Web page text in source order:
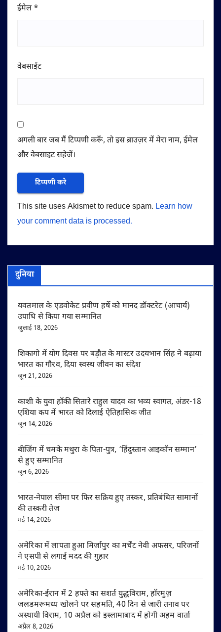
ईमेल *
वेबसाईट
अगली बार जब मैं टिप्पणी करूँ, तो इस ब्राउज़र में मेरा नाम, ईमेल
और वेबसाइट सहेजें।
This site uses Akismet to reduce spam. Learn how
your comment data is processed.
दुनिया
यवतमाल के एडवोकेट प्रवीण हर्षे को मानद डॉक्टरेट (आचार्य)
उपाधि से किया गया सम्मानित
जुलाई 18, 2026
शिकागो में योग दिवस पर बड़ौत के मास्टर उदयभान सिंह ने बढ़ाया
भारत का गौरव, दिया स्वस्थ जीवन का संदेश
जून 21, 2026
काशी के युवा हॉकी सितारे राहुल यादव का भव्य स्वागत, अंडर-18
एशिया कप में भारत को दिलाई ऐतिहासिक जीत
जून 14, 2026
बीजिंग में चमके मथुरा के पिता-पुत्र, ‘हिंदुस्तान आइकॉन सम्मान’
से हुए सम्मानित
जून 6, 2026
भारत-नेपाल सीमा पर फिर सक्रिय हुए तस्कर, प्रतिबंधित सामानों
की तस्करी तेज
मई 14, 2026
अमेरिका में लापता हुआ मिर्जापुर का मर्चेंट नेवी अफसर, परिजनों
ने एसपी से लगाई मदद की गुहार
मई 10, 2026
अमेरिका-ईरान में 2 हफ्ते का सशर्त युद्धविराम, हॉरमुज़
जलडमरूमध्य खोलने पर सहमति, 40 दिन से जारी तनाव पर
अस्थायी विराम, 10 अप्रैल को इस्लामाबाद में होगी अहम वार्ता
अप्रैल 8, 2026